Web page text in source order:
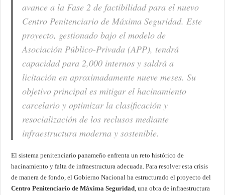
avance a la Fase 2 de factibilidad para el nuevo
Centro Penitenciario de Máxima Seguridad. Este
proyecto, gestionado bajo el modelo de
Asociación Público-Privada (APP), tendrá
capacidad para 2,000 internos y saldrá a
licitación en aproximadamente nueve meses. Su
objetivo principal es mitigar el hacinamiento
carcelario y optimizar la clasificación y
resocialización de los reclusos mediante
infraestructura moderna y sostenible.
El sistema penitenciario panameño enfrenta un reto histórico de
hacinamiento y falta de infraestructura adecuada. Para resolver esta crisis
de manera de fondo, el Gobierno Nacional ha estructurado el proyecto del
Centro Penitenciario de Máxima Seguridad, una obra de infraestructura